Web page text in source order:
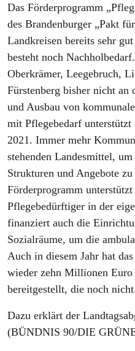
Das Förderprogramm
des Brandenburger „Pakt
Landkreisen bereits sehr
besteht noch
Oberkrämer, Leegebruch,
Fürstenberg bisher nicht
und Ausbau von
mit Pflegebedarf
2021. Immer mehr
stehenden Landesmittel,
Strukturen und Angebote
Förderprogramm
Pflegebedürftiger in der
finanziert auch die
Sozialräume, um die
Auch in diesem Jahr hat
wieder zehn Millionen
bereitgestellt, die noch
Dazu erklärt der
(BÜNDNIS 90/DIE